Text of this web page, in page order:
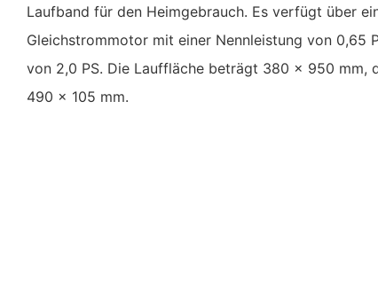
Laufband für den Heimgebrauch. Es verfügt über
Gleichstrommotor mit einer Nennleistung von 0,65
von 2,0 PS. Die Lauffläche beträgt 380 x 950 mm,
490 x 105 mm.